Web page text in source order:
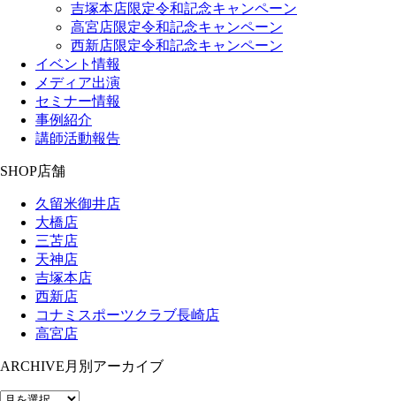
吉塚本店限定令和記念キャンペーン
高宮店限定令和記念キャンペーン
西新店限定令和記念キャンペーン
イベント情報
メディア出演
セミナー情報
事例紹介
講師活動報告
SHOP店舗
久留米御井店
大橋店
三苫店
天神店
吉塚本店
西新店
コナミスポーツクラブ長崎店
高宮店
ARCHIVE 月別アーカイブ